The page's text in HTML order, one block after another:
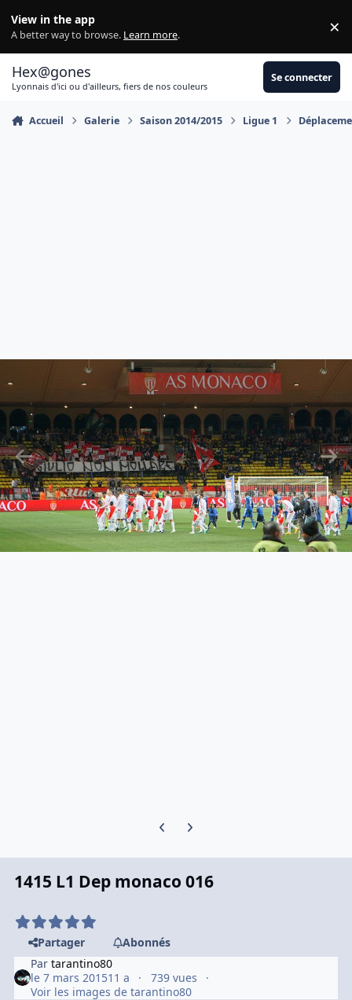
View in the app
A better way to browse. Learn more. ×
Hex@gones
Lyonnais d'ici ou d'ailleurs, fiers de nos couleurs
Se connecter
Accueil Galerie Saison 2014/2015 Ligue 1
Previous carousel slide
Next carousel slide
1415 L1 Dep monaco 016
Partager
Abonnés
Partarantino80
le 7 mars 201511 a
739 vues
Voir les images de tarantino80